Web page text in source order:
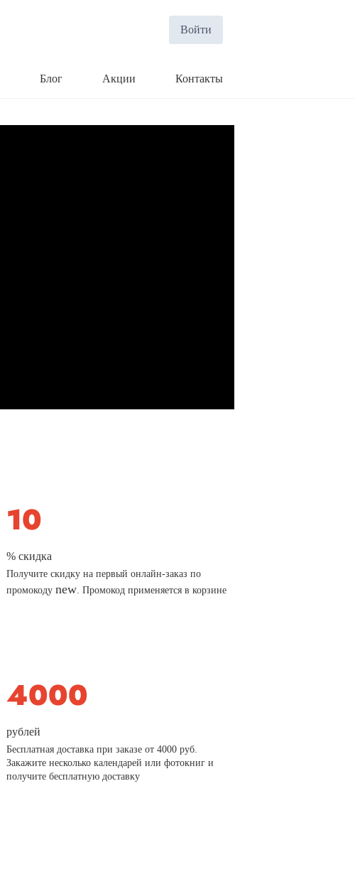
Войти
Блог Акции Контакты
% скидка
Получите скидку на первый онлайн-заказ по
промокоду new. Промокод применяется в корзине
рублей
Бесплатная доставка при заказе от 4000 руб.
Закажите несколько календарей или фотокниг и
получите бесплатную доставку